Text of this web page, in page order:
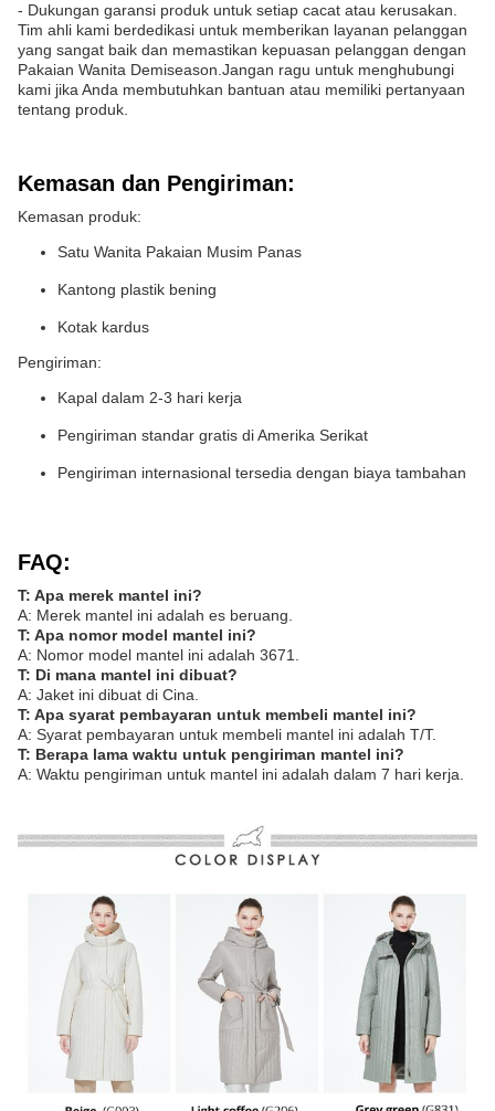
- Dukungan garansi produk untuk setiap cacat atau kerusakan.
Tim ahli kami berdedikasi untuk memberikan layanan pelanggan
yang sangat baik dan memastikan kepuasan pelanggan dengan
Pakaian Wanita Demiseason.Jangan ragu untuk menghubungi
kami jika Anda membutuhkan bantuan atau memiliki pertanyaan
tentang produk.
Kemasan dan Pengiriman:
Kemasan produk:
Satu Wanita Pakaian Musim Panas
Kantong plastik bening
Kotak kardus
Pengiriman:
Kapal dalam 2-3 hari kerja
Pengiriman standar gratis di Amerika Serikat
Pengiriman internasional tersedia dengan biaya tambahan
FAQ:
T: Apa merek mantel ini?
A: Merek mantel ini adalah es beruang.
T: Apa nomor model mantel ini?
A: Nomor model mantel ini adalah 3671.
T: Di mana mantel ini dibuat?
A: Jaket ini dibuat di Cina.
T: Apa syarat pembayaran untuk membeli mantel ini?
A: Syarat pembayaran untuk membeli mantel ini adalah T/T.
T: Berapa lama waktu untuk pengiriman mantel ini?
A: Waktu pengiriman untuk mantel ini adalah dalam 7 hari kerja.